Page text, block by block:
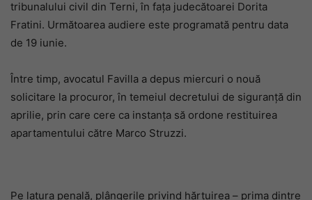
tribunalului civil din Terni, în fața judecătoarei Dorita
Fratini. Următoarea audiere este programată pentru data
de 19 iunie.
Între timp, avocatul Favilla a depus miercuri o nouă
solicitare la procuror, în temeiul decretului de siguranță din
aprilie, prin care cere ca instanța să ordone restituirea
apartamentului către Marco Struzzi.
Pe latura penală, plângerile privind hărțuirea – prima dintre